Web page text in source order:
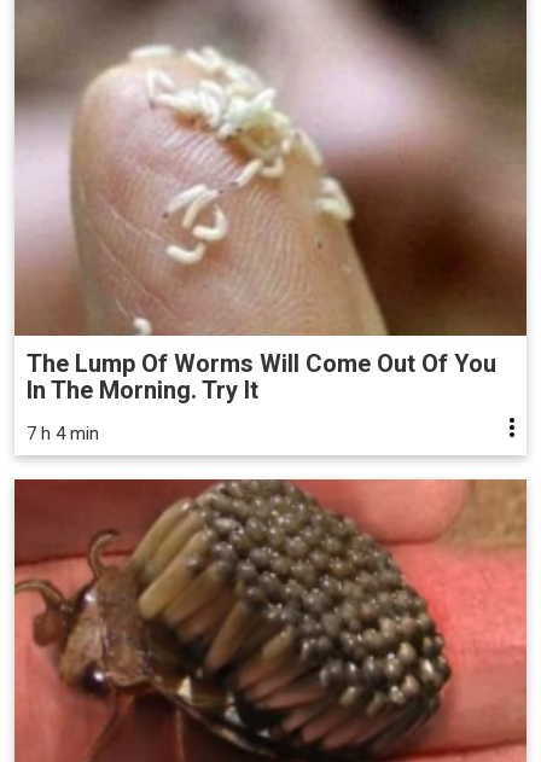
The Lump Of Worms Will Come Out Of You
In The Morning. Try It
7 h 4 min